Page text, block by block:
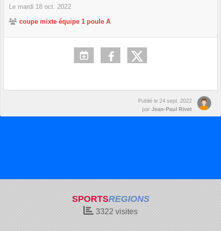
Le mardi 18 oct. 2022
coupe mixte équipe 1 poule A
Publié le 24 sept. 2022
par Jean-Paul Rivet
SPORTSREGIONS
3322 visites